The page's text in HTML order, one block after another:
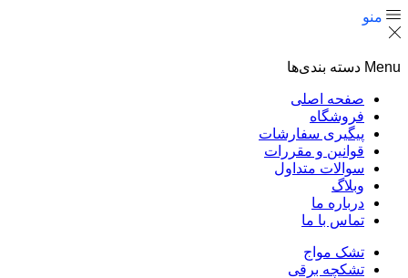
منو
Menu دسته بندی‌ها
صفحه اصلی
فروشگاه
پیگیری سفارشات
قوانین و مقررات
سوالات متداول
وبلاگ
درباره ما
تماس با ما
تشک مواج
تشکچه برقی